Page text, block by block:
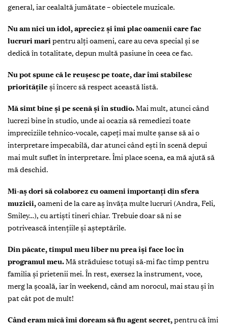
general, iar cealaltă jumătate – obiectele muzicale.
Nu am nici un idol, apreciez şi îmi plac oamenii care fac
lucruri mari pentru alţi oameni, care au ceva special şi se
dedică în totalitate, depun multă pasiune în ceea ce fac.
Nu pot spune că le reuşesc pe toate, dar îmi stabilesc
priorităţileşi încerc să respect această listă.
Mă simt bine şi pe scenă şi în studio.Mai mult, atunci când
lucrezi bine în studio, unde ai ocazia să remediezi toate
impreciziile tehnico-vocale, capeţi mai multe şanse să ai o
interpretare impecabilă, dar atunci când eşti în scenă depui
mai mult suflet în interpretare. Îmi place scena, ea mă ajută să
mă deschid.
Mi-aş dori să colaborez cu oameni importanţi din sfera
muzicii,oameni de la care aş învăţa multe lucruri (Andra, Feli,
Smiley…), cu artişti tineri chiar. Trebuie doar să ni se
potrivească intenţiile şi aşteptările.
Din păcate, timpul meu liber nu prea îşi face loc în
programul meu.Mă străduiesc totuşi să-mi fac timp pentru
familia şi prietenii mei. În rest, exersez la instrument, voce,
merg la şcoală, iar în weekend, când am norocul, mai stau şi în
pat cât pot de mult!
Când eram mică îmi doream să fiu agent secret,pentru că îmi